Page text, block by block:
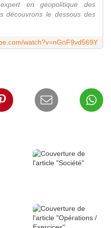
en géopolitique des
découvrons le dessous des
watch?v=nGnF9vd569Y